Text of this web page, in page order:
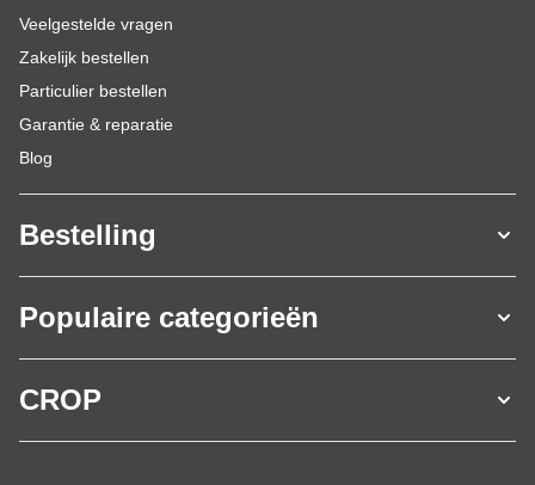
Veelgestelde vragen
Zakelijk bestellen
Particulier bestellen
Garantie & reparatie
Blog
Bestelling
Populaire categorieën
CROP